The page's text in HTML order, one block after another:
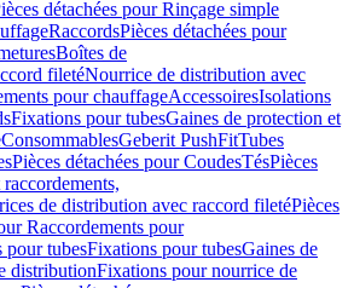
détachées pour Rinçage simple
RaccordsPièces détachées pour
Boîtes de
filetéNourrice de distribution avec
pour chauffageAccessoiresIsolations
Fixations pour tubesGaines de protection et
ConsommablesGeberit PushFitTubes
Pièces détachées pour CoudesTésPièces
de distribution avec raccord filetéPièces
Raccordements pour
pour tubesFixations pour tubesGaines de
distributionFixations pour nourrice de